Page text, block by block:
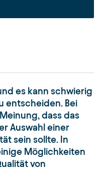
es kann schwierig
entscheiden. Bei
dass das
Auswahl einer
sein sollte. In
Möglichkeiten
von